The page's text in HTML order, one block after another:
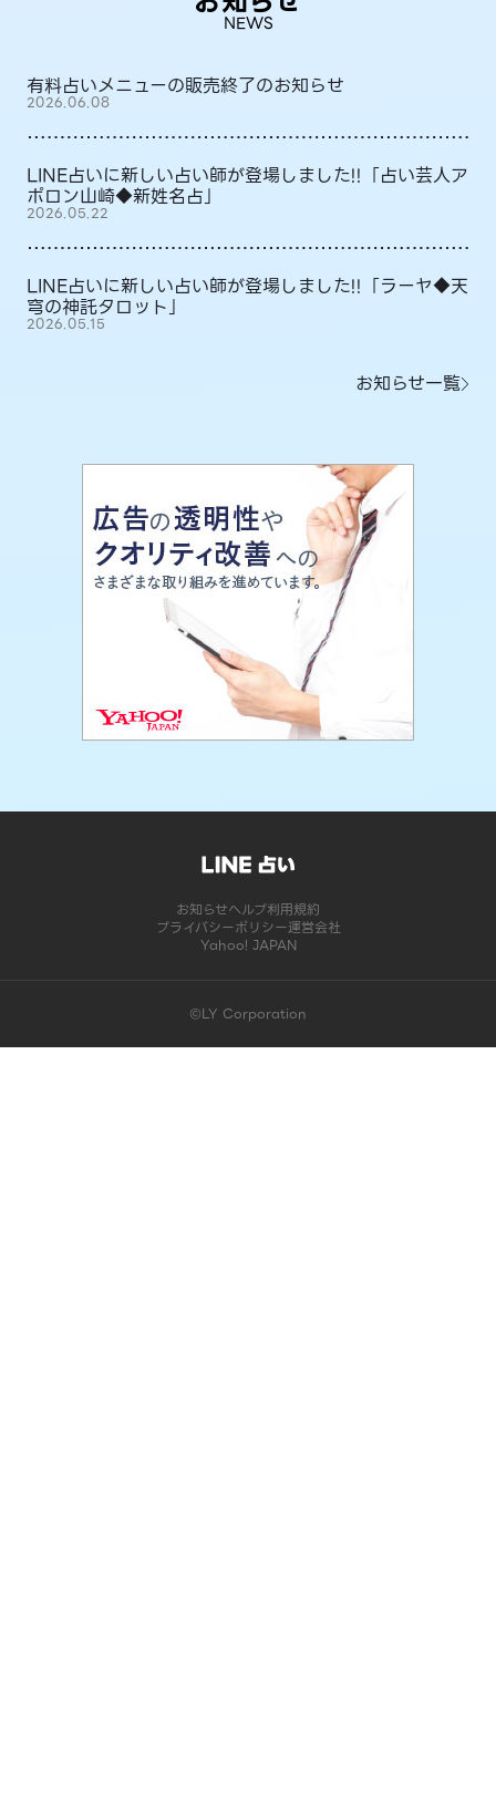
NEWS
有料占いメニューの販売終了のお知らせ
2026.06.08
LINE占いに新しい占い師が登場しました!!「占い芸人ア
ポロン山崎◆新姓名占」
2026.05.22
LINE占いに新しい占い師が登場しました!!「ラーヤ◆天
穹の神託タロット」
2026.05.15
お知らせ一覧
お知らせヘルプ利用規約
プライバシーポリシー運営会社
Yahoo! JAPAN
©LY Corporation
このコンテンツは掲載が終了しました | LINE占い